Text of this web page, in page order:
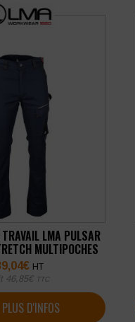
LMA PULSAR
MULTIPOCHES
€ HT
46,85€ TTC
D'INFOS